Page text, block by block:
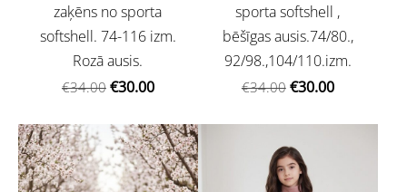
zaķēns no sporta
softshell. 74-116 izm.
Rozā ausis.
€34.00 €30.00
sporta softshell ,
bēšīgas ausis.74/80.,
92/98.,104/110.izm.
€34.00 €30.00